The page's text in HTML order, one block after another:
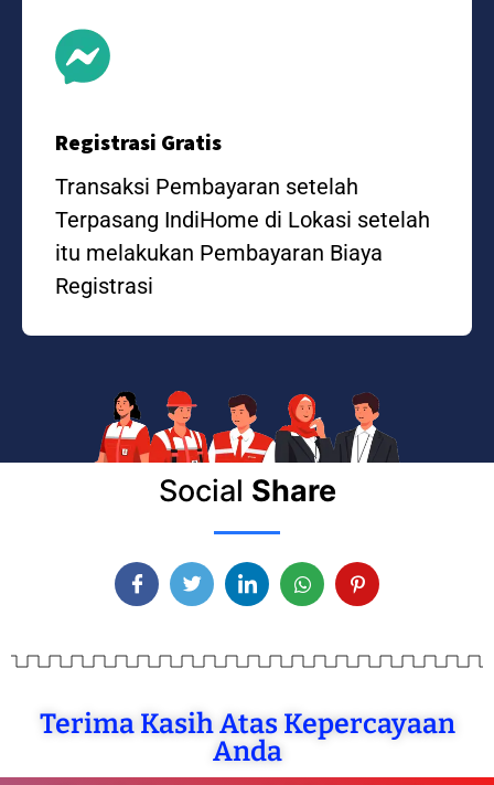
Registrasi Gratis
Transaksi Pembayaran setelah
Terpasang IndiHome di Lokasi setelah
itu melakukan Pembayaran Biaya
Registrasi
Social Share
Terima Kasih Atas Kepercayaan
Anda